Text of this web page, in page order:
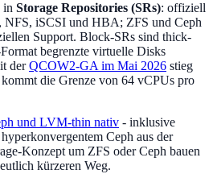
in Storage Repositories (SRs): offiziell
iSCSI und HBA; ZFS und Ceph
Support. Block-SRs sind thick-
begrenzte virtuelle Disks
derQCOW2-GA im Mai 2026 stieg
die Grenze von 64 vCPUs pro
und LVM-thin nativ - inklusive
Ceph aus der
Konzept um ZFS oder Ceph bauen
kürzeren Weg.